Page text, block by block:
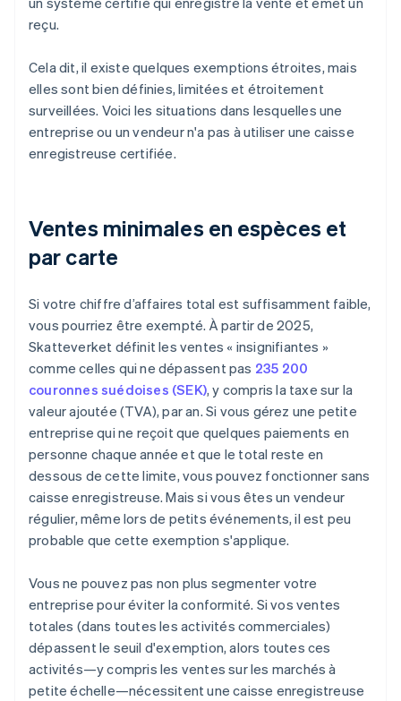
reçu.
Cela dit, il existe quelques exemptions étroites, mais
elles sont bien définies, limitées et étroitement
surveillées. Voici les situations dans lesquelles une
entreprise ou un vendeur n'a pas à utiliser une caisse
enregistreuse certifiée.
Ventes minimales en espèces et
par carte
Si votre chiffre d’affaires total est suffisamment faible,
vous pourriez être exempté. À partir de 2025,
Skatteverket définit les ventes « insignifiantes »
comme celles qui ne dépassent pas 235 200
couronnes suédoises (SEK), y compris la taxe sur la
valeur ajoutée (TVA), par an. Si vous gérez une petite
entreprise qui ne reçoit que quelques paiements en
personne chaque année et que le total reste en
dessous de cette limite, vous pouvez fonctionner sans
caisse enregistreuse. Mais si vous êtes un vendeur
régulier, même lors de petits événements, il est peu
probable que cette exemption s'applique.
Vous ne pouvez pas non plus segmenter votre
entreprise pour éviter la conformité. Si vos ventes
totales (dans toutes les activités commerciales)
dépassent le seuil d'exemption, alors toutes ces
activités—y compris les ventes sur les marchés à
petite échelle—nécessitent une caisse enregistreuse